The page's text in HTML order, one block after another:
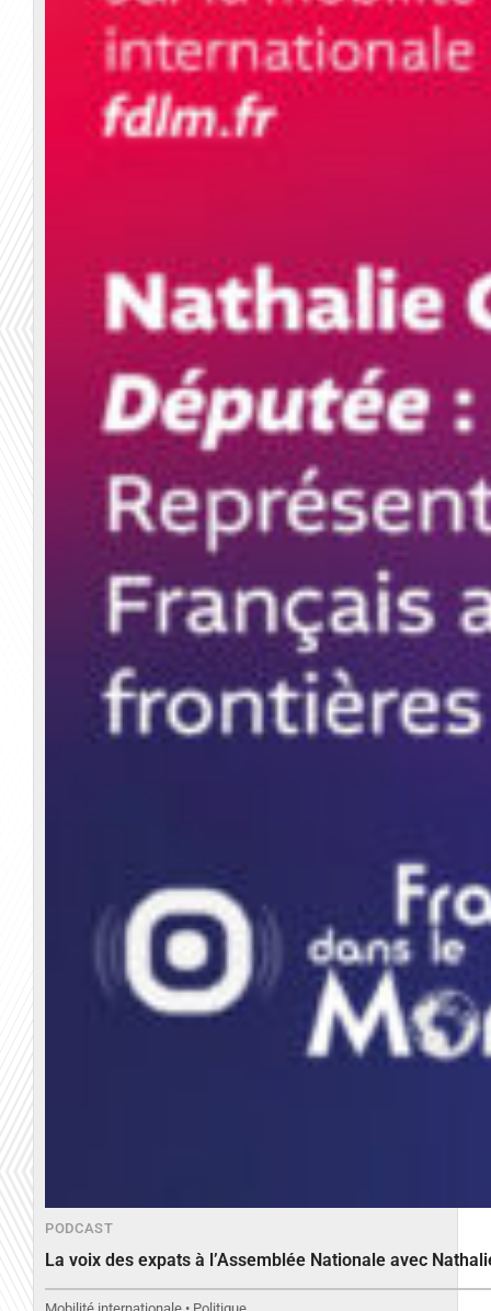
PODCAST
La voix des expats à l’Assemblée Nationale avec